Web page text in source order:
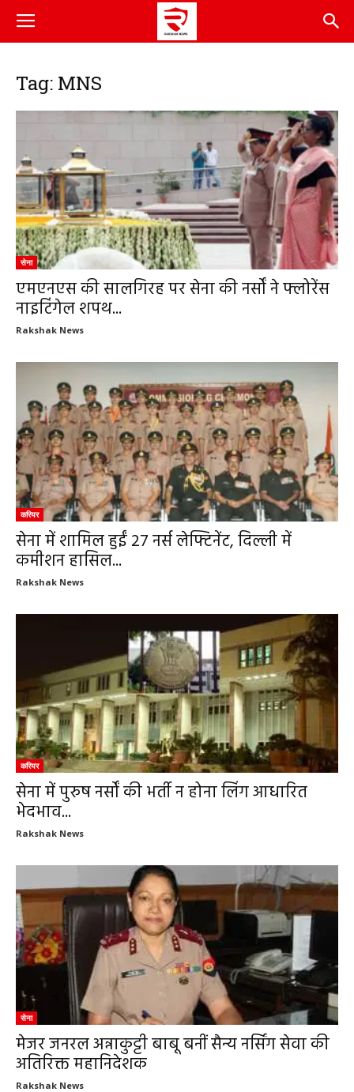
Tag: MNS
सेना
एमएनएस की सालगिरह पर सेना की नर्सों ने फ्लोरेंस
नाइटिंगेल शपथ...
Rakshak News
करियर
सेना में शामिल हुईं 27 नर्स लेफ्टिनेंट, दिल्ली में
कमीशन हासिल...
Rakshak News
करियर
सेना में पुरुष नर्सों की भर्ती न होना लिंग आधारित
भेदभाव...
Rakshak News
सेना
मेजर जनरल अन्नाकुट्टी बाबू बनीं सैन्य नर्सिंग सेवा की
अतिरिक्त महानिदेशक
Rakshak News